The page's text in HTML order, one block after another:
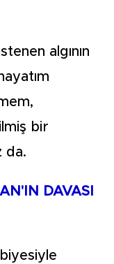
algının
bir
da.
DAVASI